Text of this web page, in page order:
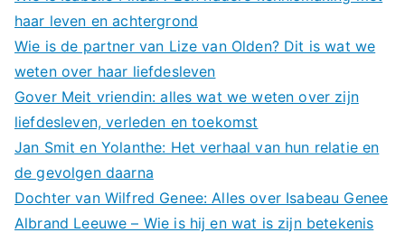
haar leven en achtergrond
Wie is de partner van Lize van Olden? Dit is wat we
weten over haar liefdesleven
Gover Meit vriendin: alles wat we weten over zijn
liefdesleven, verleden en toekomst
Jan Smit en Yolanthe: Het verhaal van hun relatie en
de gevolgen daarna
Dochter van Wilfred Genee: Alles over Isabeau Genee
Albrand Leeuwe – Wie is hij en wat is zijn betekenis